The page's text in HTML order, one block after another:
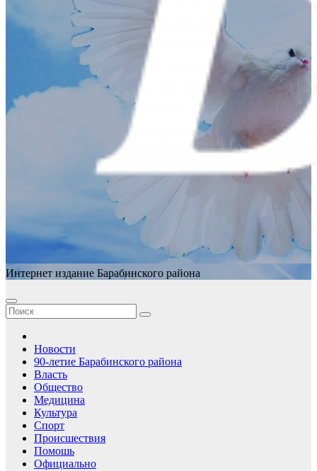
Интернет издание Барабинского района
Новости
90-летие Барабинского района
Власть
Общество
Медицина
Культура
Спорт
Происшествия
Помошь
Официально